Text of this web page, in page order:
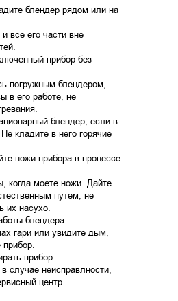
блендер рядом или на
все его части вне
прибор без
погружным блендером,
в его работе, не
блендер, если в
кладите в него горячие
ножи прибора в процессе
когда моете ножи. Дайте
путем, не
их насухо.
блендера
гари или увидите дым,
прибор
случае неисправлности,
центр.